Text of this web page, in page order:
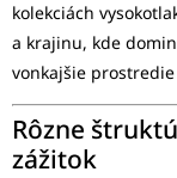
kolekciách
a krajinu, kde
vonkajšie
Rôzne
zážitok